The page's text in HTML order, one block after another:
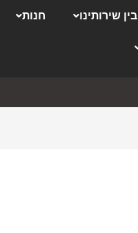
בין שירותינו חנות